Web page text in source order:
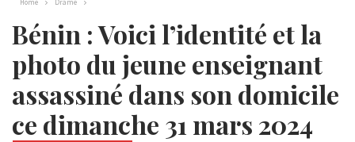
Home Drame
Bénin : Voici l’identité et la
photo du jeune enseignant
assassiné dans son domicile
ce dimanche 31 mars 2024